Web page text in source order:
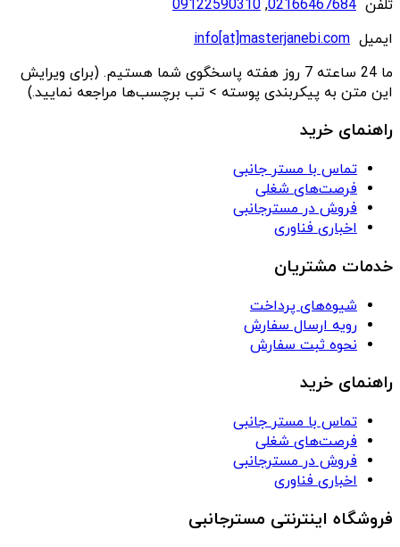
تلفن 02166467684
,
09122590310
ایمیل info[at]masterjanebi.com
ما 24 ساعته 7 روز هفته پاسخگوی شما هستیم. (برای ویرایش
این متن به پیکربندی پوسته > تب برچسب‌ها مراجعه نمایید.)
راهنمای خرید
تماس با مستر جانبی
فرصت‌های شغلی
فروش در مسترجانبی
اخباری فناوری
خدمات مشتریان
شیوه‌های پرداخت
رویه ارسال سفارش
نحوه ثبت سفارش
راهنمای خرید
تماس با مستر جانبی
فرصت‌های شغلی
فروش در مسترجانبی
اخباری فناوری
فروشگاه اینترنتی مسترجانبی